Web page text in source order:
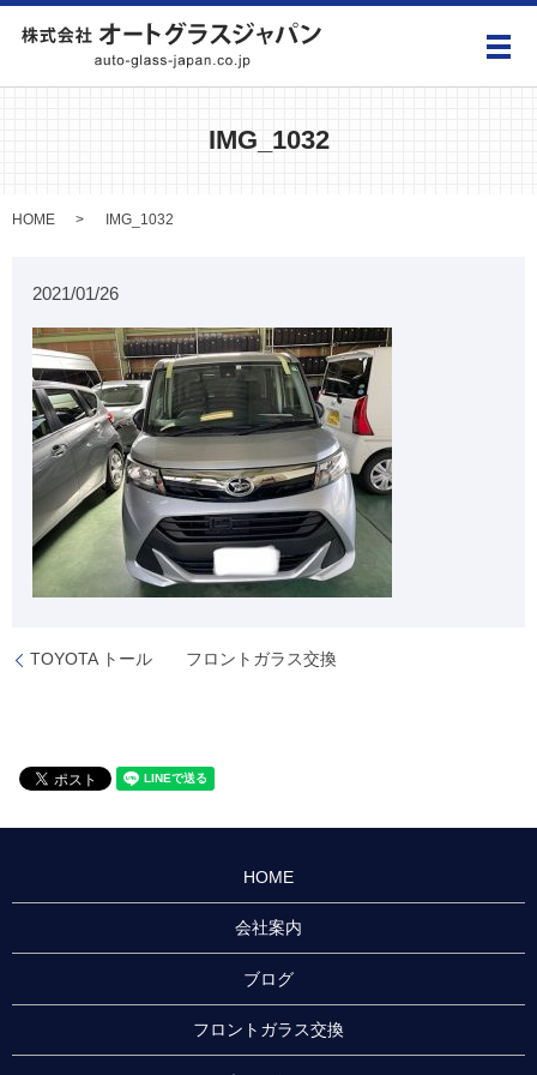
メ
IMG_1032
HOME IMG_1032
2021/01/26
TOYOTA トール フロントガラス交換
HOME
会社案内
ブログ
フロントガラス交換